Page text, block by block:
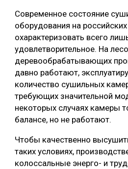
Современное состояние
оборудования на
охарактеризовать всего
удовлетворительное. На
деревообрабатывающих
давно работают,
количество сушильных
требующих значительной
некоторых случаях камеры
балансе, но не работают.
Чтобы качественно
таких условиях,
колоссальные энерго- и